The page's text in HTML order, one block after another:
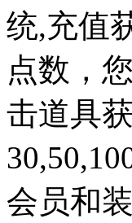
统,充值
点数，
击道具
会员和